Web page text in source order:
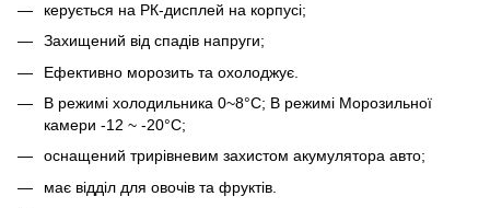
керується на РК-дисплей на корпусі;
Захищений від спадів напруги;
Ефективно морозить та охолоджує.
В режимі холодильника 0~8°C; В режимі Морозильної
камери -12 ~ -20°C;
оснащений трирівневим захистом акумулятора авто;
має відділ для овочів та фруктів.